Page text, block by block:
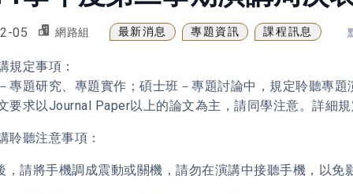
05 網路組 最新消息 專題資訊 課程訊息
規定事項：
專題研究、專題實作；碩士班－專題討論中，規定聆聽專
要求以Journal Paper以上的論文為主，請同學注意。詳細
聆聽注意事項：
，請將手機調成震動或關機，請勿在演講中接聽手機，以免